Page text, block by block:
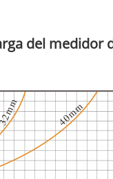
del medidor